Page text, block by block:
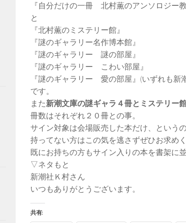
『自分だけの一冊 北村薫のアンソロジー
と
『北村薫のミステリー館』
『謎のギャラリー名作博本館』
『謎のギャラリー 謎の部屋』
『謎のギャラリー こわい部屋』
『謎のギャラリー 愛の部屋』(いずれも新
です。
また新潮文庫の謎ギャラ４冊とミステリー
冊数はそれぞれ２０冊との事。
サイン対象は会場販売した本だけ、という
持ってない方はこの気を逃さずぜひお求めく
既にお持ちの方もサイン入りの本を書架に
▽ネタもと
新潮社Ｋ村さん
いつもありがとうございます。
共有: